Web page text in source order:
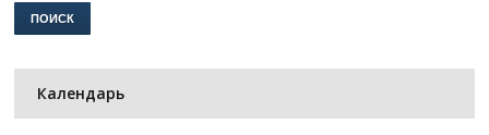
Календарь